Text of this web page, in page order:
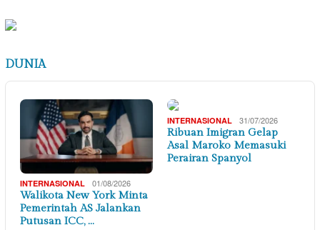
DUNIA
INTERNASIONAL 01/08/2026
Walikota New York Minta
Pemerintah AS Jalankan
Putusan ICC, …
INTERNASIONAL 31/07/2026
Ribuan Imigran Gelap
Asal Maroko Memasuki
Perairan Spanyol